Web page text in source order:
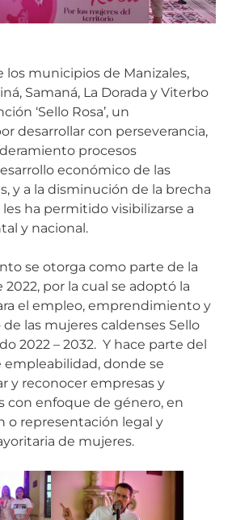
los municipios de Manizales,
Samaná, La Dorada y Viterbo
‘Sello Rosa’, un
desarrollar con perseverancia,
procesos
económico de las
y a la disminución de la brecha
ha permitido visibilizarse a
y nacional.
se otorga como parte de la
2022, por la cual se adoptó la
el empleo, emprendimiento y
las mujeres caldenses Sello
2022 – 2032. Y hace parte del
donde se
y reconocer empresas y
enfoque de género, en
o representación legal y
de mujeres.